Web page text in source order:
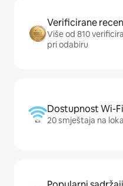
Verificirane
Više od 810
pri odabiru
Dostupnost Wi-
20 smještaja na